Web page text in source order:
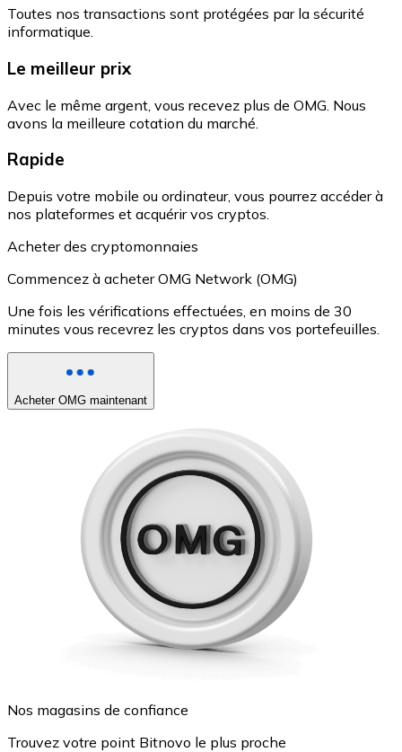
Toutes nos transactions sont protégées par la sécurité
informatique.
Le meilleur prix
Avec le même argent, vous recevez plus de OMG. Nous
avons la meilleure cotation du marché.
Rapide
Depuis votre mobile ou ordinateur, vous pourrez accéder à
nos plateformes et acquérir vos cryptos.
Acheter des cryptomonnaies
Commencez à acheter OMG Network (OMG)
Une fois les vérifications effectuées, en moins de 30
minutes vous recevrez les cryptos dans vos portefeuilles.
Acheter OMG maintenant
Nos magasins de confiance
Trouvez votre point Bitnovo le plus proche